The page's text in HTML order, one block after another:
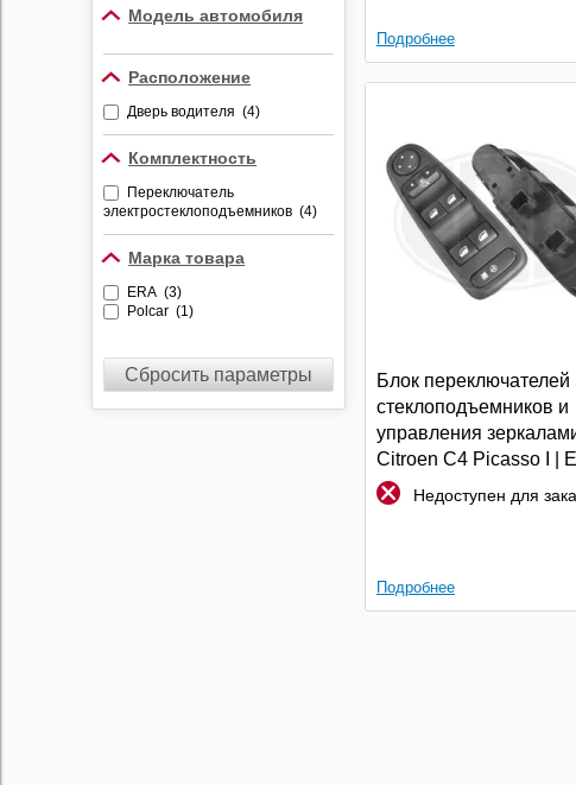
Видеорегистраторы
Радар-детекторы
Комбо-устройства
Парктроники
Алкотестеры
Держатели
видеорегистраторов и
радар-детекторов
Модель автомобиля
Расположение
Дверь водителя (4)
Комплектность
Переключатель
электростеклоподъемников (4)
Марка товара
ERA (3)
Polcar (1)
Сбросить параметры
Подробнее
Блок переключателей
стеклоподъемников и
управления
Citroen C4 Picasso I |
Недоступен для
Подробнее